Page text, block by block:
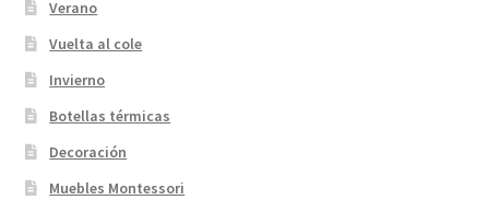
Verano
Vuelta al cole
Invierno
Botellas térmicas
Decoración
Muebles Montessori